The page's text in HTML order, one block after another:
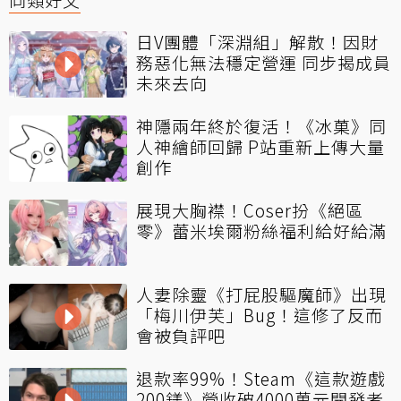
日V團體「深淵組」解散！因財
務惡化無法穩定營運 同步揭成員
未來去向
神隱兩年終於復活！《冰菓》同
人神繪師回歸 P站重新上傳大量
創作
展現大胸襟！Coser扮《絕區
零》蕾米埃爾粉絲福利給好給滿
人妻除靈《打屁股驅魔師》出現
「梅川伊芙」Bug！這修了反而
會被負評吧
退款率99%！Steam《這款遊戲